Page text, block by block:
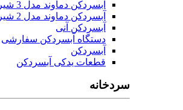
آبسردکن دماوند مدل 3 شیر
آبسردکن دماوند مدل 2 شیر
آبسردکن آنی
دستگاه آبسردکن سفارشی
آبسردکن
قطعات یدکی آبسردکن
سردخانه